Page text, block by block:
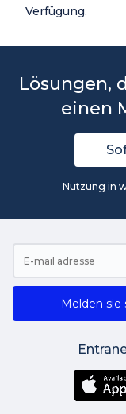
Verfügung.
Lösungen,
einen
Nutzung in
Melden sie